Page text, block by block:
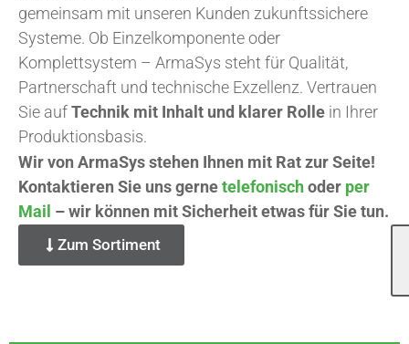
gemeinsam mit unseren Kunden zukunftssichere
Systeme. Ob Einzelkomponente oder
Komplettsystem – ArmaSys steht für Qualität,
Partnerschaft und technische Exzellenz. Vertrauen
Sie aufTechnik mit Inhalt und klarer Rolle in Ihrer
Produktionsbasis.
Wir von ArmaSys stehen Ihnen mit Rat zur Seite!
Kontaktieren Sie uns gernetelefonischoder per
Mail – wir können mit Sicherheit etwas für Sie tun.
Zum Sortiment